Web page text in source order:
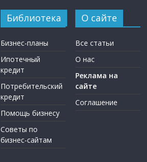
Библиотека
Бизнес-планы
Ипотечный
кредит
Потребительский
кредит
Помощь бизнесу
Советы по
бизнес-сайтам
О сайте
Все статьи
О нас
Реклама на
сайте
Соглашение